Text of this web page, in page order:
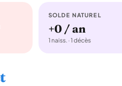
SOLDE NATUREL
+0 / an
1 naiss. · 1 décès